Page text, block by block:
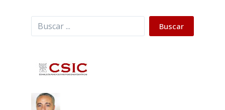
Buscar Buscar